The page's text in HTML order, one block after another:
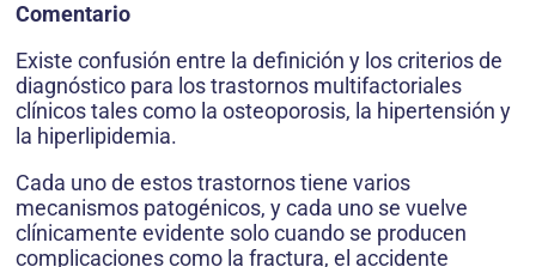
Comentario
Existe confusión entre la definición y los criterios de
diagnóstico para los trastornos multifactoriales
clínicos tales como la osteoporosis, la hipertensión y
la hiperlipidemia.
Cada uno de estos trastornos tiene varios
mecanismos patogénicos, y cada uno se vuelve
clínicamente evidente solo cuando se producen
complicaciones como la fractura, el accidente